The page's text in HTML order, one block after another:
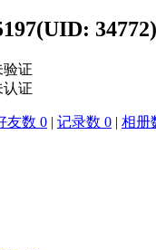
(UID: 34772)
验证
认证
友数 0 | 记录数 0 | 相册